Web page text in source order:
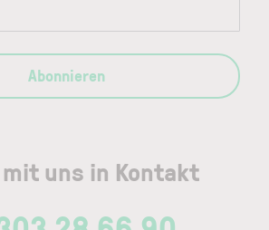
mit uns in Kontakt
Abonnieren